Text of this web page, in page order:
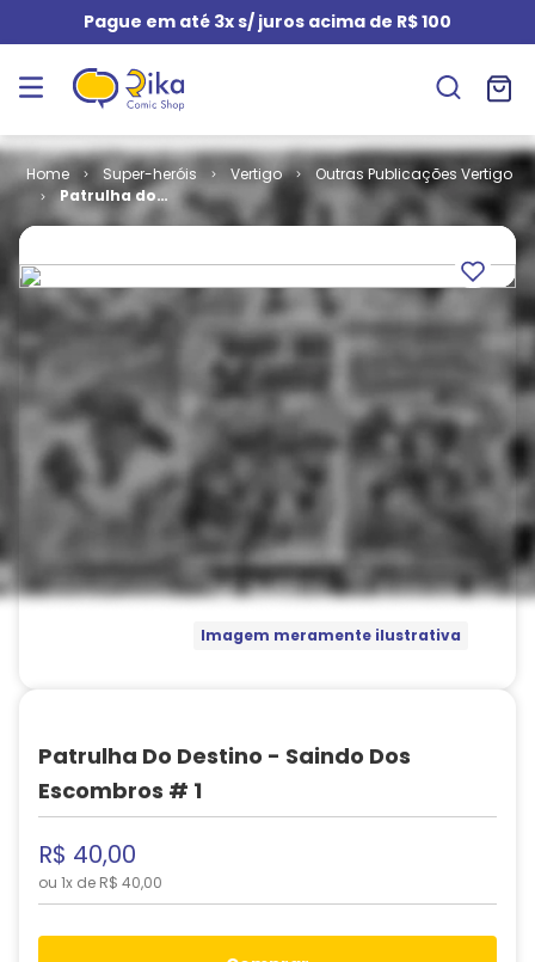
Pague em até 3x s/ juros acima de R$ 100
Super-heróis Vertigo
Outras Publicações Vertigo
Patrulha do
Destino -
Escombros # 1
Imagem meramente ilustrativa
Patrulha Do Destino - Saindo Dos
Escombros # 1
R$ 40,00
ou 1x de R$ 40,00